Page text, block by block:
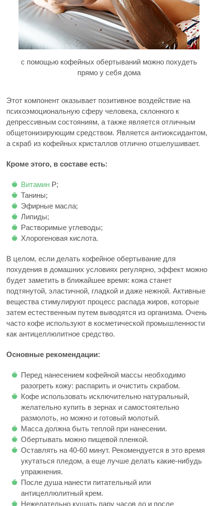
с помощью кофейных обертываний можно похудеть
прямо у себя дома
Этот компонент оказывает позитивное воздействие на
психоэмоциональную сферу человека, склонного к
депрессивным состояниям, а также является отличным
общетонизирующим средством. Является антиоксидантом,
а скраб из кофейных кристаллов отлично отшелушивает.
Кроме этого, в составе есть:
Витамин P;
Танины;
Эфирные масла;
Липиды;
Растворимые углеводы;
Хлорогеновая кислота.
В целом, если делать кофейное обертывание для
похудения в домашних условиях регулярно, эффект можно
будет заметить в ближайшее время: кожа станет
подтянутой, эластичной, гладкой и даже нежной. Активные
вещества стимулируют процесс распада жиров, которые
затем естественным путем выводятся из организма. Очень
часто кофе используют в косметической промышленности
как антицеллюлитное средство.
Основные рекомендации:
Перед нанесением кофейной массы необходимо
разогреть кожу: распарить и очистить скрабом.
Кофе использовать исключительно натуральный,
желательно купить в зернах и самостоятельно
размолоть, но можно и готовый молотый.
Масса должна быть теплой при нанесении.
Обертывать можно пищевой пленкой.
Оставлять на 40-60 минут. Рекомендуется в это время
укутаться пледом, а еще лучше делать какие-нибудь
упражнения.
После душа нанести питательный или
антицеллюлитный крем.
Нежелательно кушать пару часов до и после